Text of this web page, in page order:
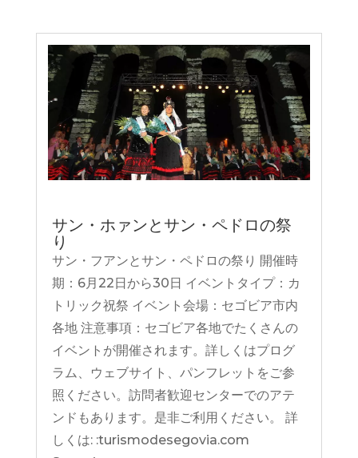
サン・ホァンとサン・ペドロの祭
り
サン・フアンとサン・ペドロの祭り 開催時
期：6月22日から30日 イベントタイプ：カ
トリック祝祭 イベント会場：セゴビア市内
各地 注意事項：セゴビア各地でたくさんの
イベントが開催されます。詳しくはプログ
ラム、ウェブサイト、パンフレットをご参
照ください。訪問者歓迎センターでのアテ
ンドもあります。是非ご利用ください。 詳
しくは: :turismodesegovia.com